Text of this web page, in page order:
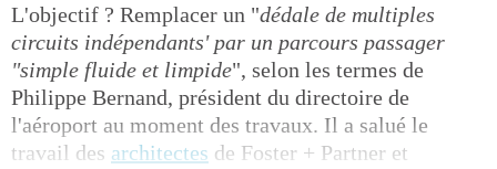
L'objectif ? Remplacer un "dédale de multiples
circuits indépendants' par un parcours passager
"simple fluide et limpide", selon les termes de
Philippe Bernand, président du directoire de
l'aéroport au moment des travaux. Il a salué le
travail des architectes de Foster + Partner et